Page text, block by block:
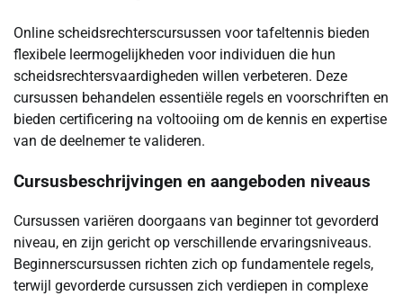
Online scheidsrechterscursussen voor tafeltennis bieden
flexibele leermogelijkheden voor individuen die hun
scheidsrechtersvaardigheden willen verbeteren. Deze
cursussen behandelen essentiële regels en voorschriften en
bieden certificering na voltooiing om de kennis en expertise
van de deelnemer te valideren.
Cursusbeschrijvingen en aangeboden niveaus
Cursussen variëren doorgaans van beginner tot gevorderd
niveau, en zijn gericht op verschillende ervaringsniveaus.
Beginnerscursussen richten zich op fundamentele regels,
terwijl gevorderde cursussen zich verdiepen in complexe